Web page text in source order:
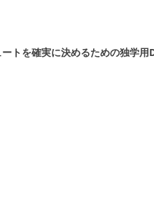
トを確実に決めるための独学